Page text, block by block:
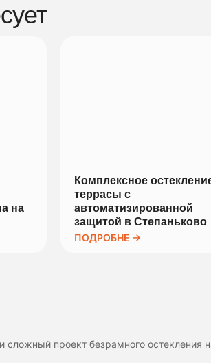
на
Комплексное
террасы с
автоматизированной
защитой в Степаньково
ПОДРОБНЕ →
сложный проект безрамного остекления